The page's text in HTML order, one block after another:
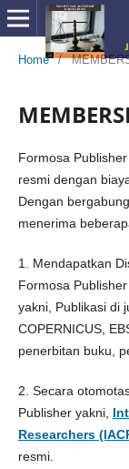
Home /
Formosa
resmi dengan
Dengan
menerima
1. Mendapatkan
Formosa
yakni, Publikasi di
COPERNICUS,
penerbitan buku,
2. Secara
Publisher yakni,
Researchers
resmi.